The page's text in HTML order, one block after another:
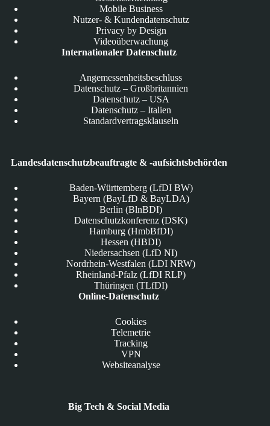
Mobile Business
Nutzer- & Kundendatenschutz
Privacy by Design
Videoüberwachung
Internationaler Datenschutz
Angemessenheitsbeschluss
Datenschutz – Großbritannien
Datenschutz – USA
Datenschutz – Italien
Standardvertragsklauseln
Landesdatenschutzbeauftragte & -aufsichtsbehörden
Baden-Württemberg (LfDI BW)
Bayern (BayLfD & BayLDA)
Berlin (BlnBDI)
Datenschutzkonferenz (DSK)
Hamburg (HmbBfDI)
Hessen (HBDI)
Niedersachsen (LfD NI)
Nordrhein-Westfalen (LDI NRW)
Rheinland-Pfalz (LfDI RLP)
Thüringen (TLfDI)
Online-Datenschutz
Cookies
Telemetrie
Tracking
VPN
Websiteanalyse
Big Tech & Social Media